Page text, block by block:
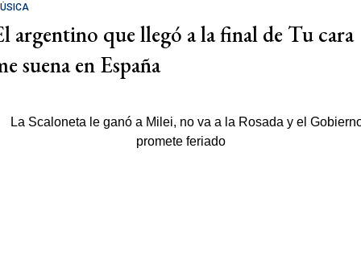
argentino que llegó a la final de Tu cara
suena en España